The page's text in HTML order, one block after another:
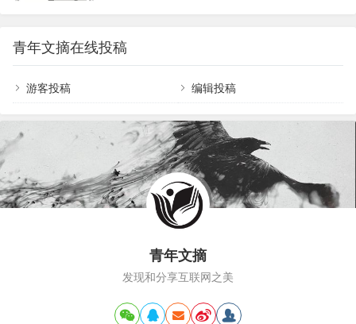
型。别墅效果图展示：相比以前传统的农村自建别
墅，这栋自建别墅的造型非常新颖，非常大方时
尚。灰白色的外墙，不…
装修案例分享，卧室加书房的设计，舒适且温馨！
平面布置图96㎡装修案例分享，卧室加书房的设
计，舒适且温馨！入户玄关和客厅之间用一个矮柜
作为隔断，整个空间选择铺贴相同的地砖和刷成相
非常舒适。96㎡装修案例分享，卧室加书房的设
计，舒适…
青年文摘在线投稿
游客投稿 编辑投稿
青年文摘
发现和分享互联网之美